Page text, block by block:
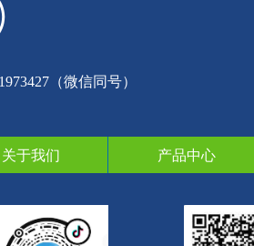
关于我们 产品中心
（微信同号）